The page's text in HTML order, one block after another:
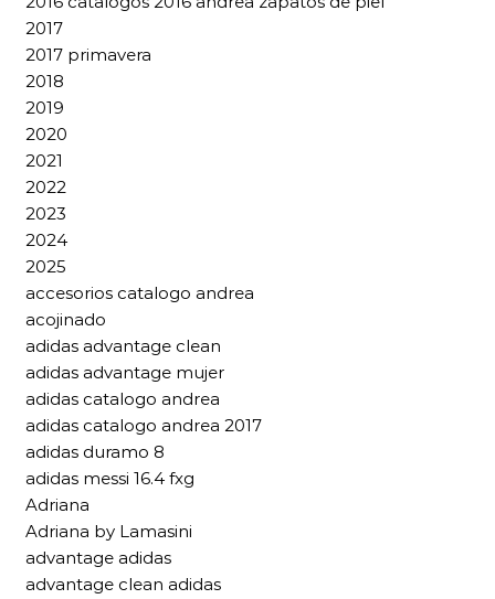
2017
2017 primavera
2018
2019
2020
2021
2022
2023
2024
2025
accesorios catalogo andrea
acojinado
adidas advantage clean
adidas advantage mujer
adidas catalogo andrea
adidas catalogo andrea 2017
adidas duramo 8
adidas messi 16.4 fxg
Adriana
Adriana by Lamasini
advantage adidas
advantage clean adidas